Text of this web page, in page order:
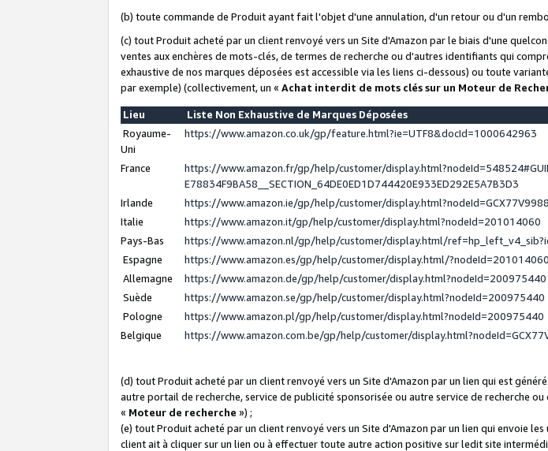
(b) toute commande de Produit ayant fait l'objet d'une annulation, d'un retour ou d'un
(c) tout Produit acheté par un client renvoyé vers un Site d'Amazon par le biais d'une
ventes aux enchères de mots-clés, de termes de recherche ou d'autres identifiants qui
exhaustive de nos marques déposées est accessible via les liens ci-dessous) ou toute
par exemple) (collectivement, un « Achat interdit de mots clés sur un Moteur de
Lieu
Liste Non Exhaustive de Marques Déposées
Royaume-
Uni
https://www.amazon.co.uk/gp/feature.html?ie=UTF8&docId=1000642963
France
https://www.amazon.fr/gp/help/customer/
E78834F9BA58__SECTION_64DE0ED1D744420E933ED292E5A7B3D3
Irlande
https://www.amazon.ie/gp/help/customer/
Italie
https://www.amazon.it/gp/help/customer/display.html?nodeId=201014060
Pays-Bas
https://www.amazon.nl/gp/help/customer/display.html/
Espagne
https://www.amazon.es/gp/help/customer/display.html/?nodeId=201014060
Allemagne
https://www.amazon.de/gp/help/customer/display.html?nodeId=200975440
Suède
https://www.amazon.se/gp/help/customer/display.html?nodeId=200975440
Pologne
https://www.amazon.pl/gp/help/customer/display.html?nodeId=200975440
Belgique
https://www.amazon.com.be/gp/help/customer/
(d) tout Produit acheté par un client renvoyé vers un Site d'Amazon par un lien qui est
autre portail de recherche, service de publicité sponsorisée ou autre service de recherche
« Moteur de recherche ») ;
(e) tout Produit acheté par un client renvoyé vers un Site d'Amazon par un lien qui envoie
client ait à cliquer sur un lien ou à effectuer toute autre action positive sur ledit site